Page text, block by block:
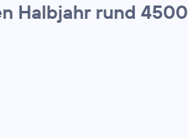
Halbjahr rund 4500